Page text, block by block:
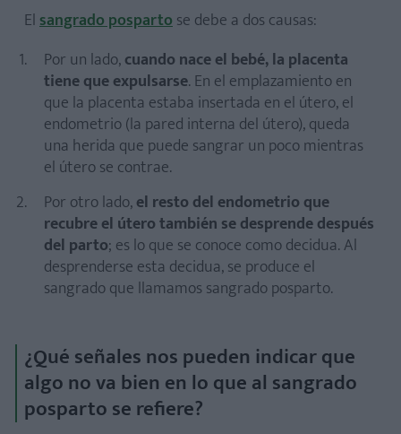
Elsangrado pospartose debe a dos causas:
Por un lado,cuando nace el bebé, la placenta
tiene que expulsarse. En el emplazamiento en
que la placenta estaba insertada en el útero, el
endometrio (la pared interna del útero), queda
una herida que puede sangrar un poco mientras
el útero se contrae.
Por otro lado,el resto del endometrio que
recubre el útero también se desprende después
del parto; es lo que se conoce como decidua. Al
desprenderse esta decidua, se produce el
sangrado que llamamos sangrado posparto.
¿Qué señales nos pueden indicar que
algo no va bien en lo que al sangrado
posparto se refiere?